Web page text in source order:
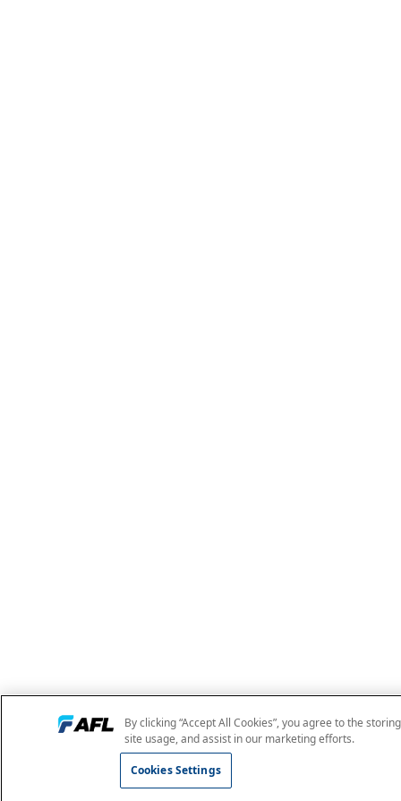
By clicking “Accept All Cookies”, you agree to the
site usage, and assist in our marketing efforts.
Cookies Settings